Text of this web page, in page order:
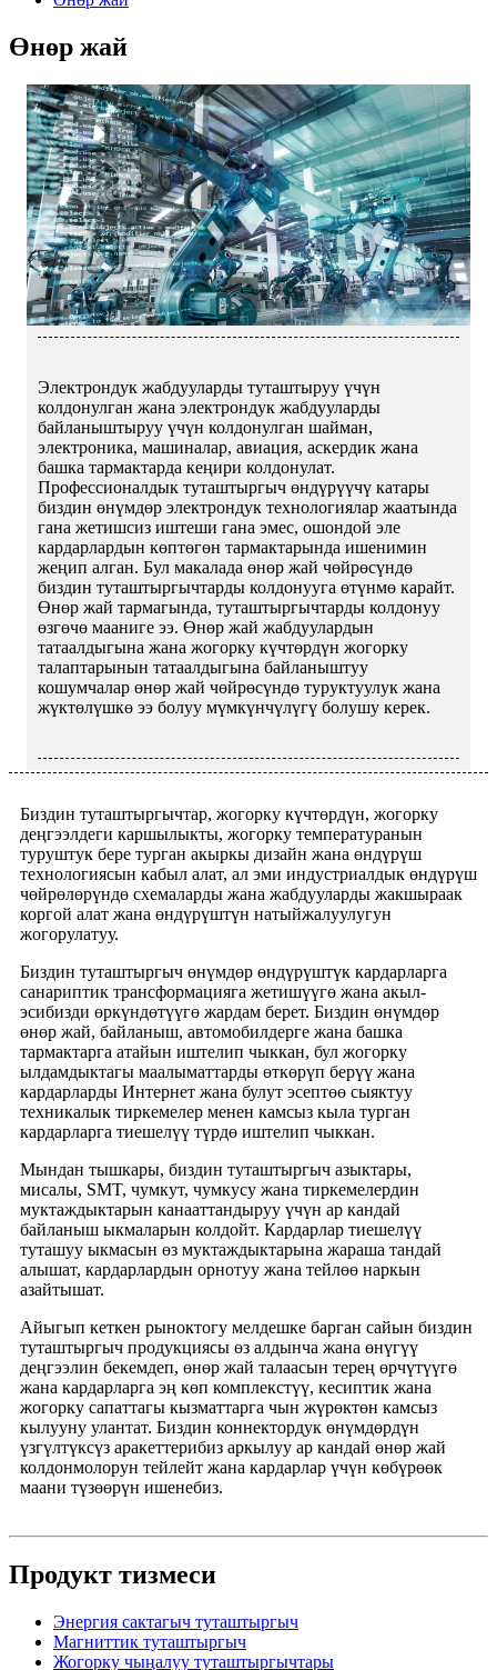
Өнөр жай
Электрондук жабдууларды туташтыруу үчүн
колдонулган жана электрондук жабдууларды
байланыштыруу үчүн колдонулган шайман,
электроника, машиналар, авиация, аскердик жана
башка тармактарда кеңири колдонулат.
Профессионалдык туташтыргыч өндүрүүчү катары
биздин өнүмдөр электрондук технологиялар жаатында
гана жетишсиз иштеши гана эмес, ошондой эле
кардарлардын көптөгөн тармактарында ишенимин
жеңип алган. Бул макалада өнөр жай чөйрөсүндө
биздин туташтыргычтарды колдонууга өтүнмө карайт.
Өнөр жай тармагында, туташтыргычтарды колдонуу
өзгөчө мааниге ээ. Өнөр жай жабдуулардын
татаалдыгына жана жогорку күчтөрдүн жогорку
талаптарынын татаалдыгына байланыштуу
кошумчалар өнөр жай чөйрөсүндө туруктуулук жана
жүктөлүшкө ээ болуу мүмкүнчүлүгү болушу керек.
Биздин туташтыргычтар, жогорку күчтөрдүн, жогорку
деңгээлдеги каршылыкты, жогорку температуранын
туруштук бере турган акыркы дизайн жана өндүрүш
технологиясын кабыл алат, ал эми индустриалдык өндүрүш
чөйрөлөрүндө схемаларды жана жабдууларды жакшыраак
коргой алат жана өндүрүштүн натыйжалуулугун
жогорулатуу.
Биздин туташтыргыч өнүмдөр өндүрүштүк кардарларга
санариптик трансформацияга жетишүүгө жана акыл-
эсибизди өркүндөтүүгө жардам берет. Биздин өнүмдөр
өнөр жай, байланыш, автомобилдерге жана башка
тармактарга атайын иштелип чыккан, бул жогорку
ылдамдыктагы маалыматтарды өткөрүп берүү жана
кардарларды Интернет жана булут эсептөө сыяктуу
техникалык тиркемелер менен камсыз кыла турган
кардарларга тиешелүү түрдө иштелип чыккан.
Мындан тышкары, биздин туташтыргыч азыктары,
мисалы, SMT, чумкут, чумкусу жана тиркемелердин
муктаждыктарын канааттандыруу үчүн ар кандай
байланыш ыкмаларын колдойт. Кардарлар тиешелүү
туташуу ыкмасын өз муктаждыктарына жараша тандай
алышат, кардарлардын орнотуу жана тейлөө наркын
азайтышат.
Айыгып кеткен рыноктогу мелдешке барган сайын биздин
туташтыргыч продукциясы өз алдынча жана өнүгүү
деңгээлин бекемдеп, өнөр жай талаасын терең өрчүтүүгө
жана кардарларга эң көп комплекстүү, кесиптик жана
жогорку сапаттагы кызматтарга чын жүрөктөн камсыз
кылууну улантат. Биздин коннектордук өнүмдөрдүн
үзгүлтүксүз аракеттерибиз аркылуу ар кандай өнөр жай
колдонмолорун тейлейт жана кардарлар үчүн көбүрөөк
маани түзөөрүн ишенебиз.
Продукт тизмеси
Энергия сактагыч туташтыргыч
Магниттик туташтыргыч
Жогорку чыңалуу туташтыргычтары